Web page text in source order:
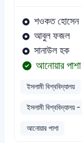
শওকত হোসেন
আবুল ফজল
সানাউল হক
আনোয়ার পাশা
ইসলামী বিশ্ববিদ্যালয়
ইসলামী বিশ্ববিদ্যালয়
আনোয়ার পাশা